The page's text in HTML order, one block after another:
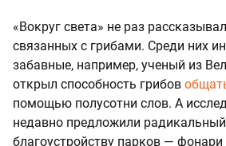
«Вокруг света» не раз
связанных с грибами. Среди них
забавные, например, ученый из
открыл способность грибов
помощью полусотни слов. А
недавно предложили
благоустройству парков — фонари